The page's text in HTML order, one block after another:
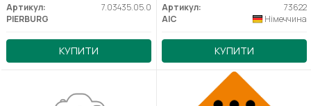
Артикул:
7.03435.05.0
PIERBURG
КУПИТИ
Артикул:
73622
AIC
Німеччина
КУПИТИ